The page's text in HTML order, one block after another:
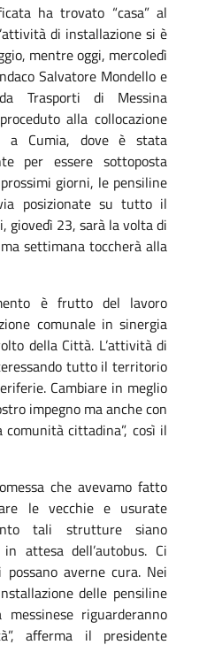
ha trovato “casa” al
di installazione si è
mentre oggi, mercoledì
Salvatore Mondello e
Trasporti di Messina
alla collocazione
a Cumia, dove è stata
per essere sottoposta
giorni, le pensiline
posizionate su tutto il
giovedì 23, sarà la volta di
settimana toccherà alla
è frutto del lavoro
comunale in sinergia
della Città. L’attività di
tutto il territorio
Cambiare in meglio
impegno ma anche con
cittadina”, così il
che avevamo fatto
le vecchie e usurate
tali strutture siano
attesa dell’autobus. Ci
averne cura. Nei
delle pensiline
messinese riguarderanno
afferma il presidente